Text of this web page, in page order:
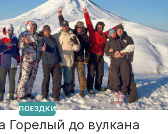
ПОЕЗДКИ
Горелый до вулкана